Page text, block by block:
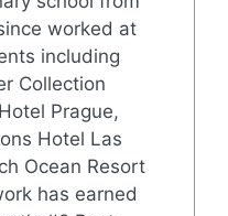
worked at
including
Collection
Prague,
Hotel Las
Ocean Resort
has earned